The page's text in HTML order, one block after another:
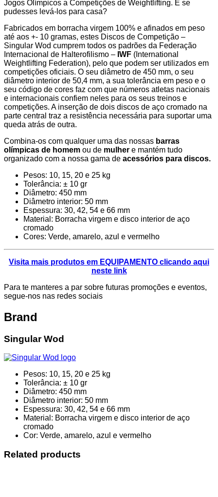
Jogos Olímpicos a Competições de Weightlifting. E se
pudesses levá-los para casa?
Fabricados em borracha virgem 100% e afinados em peso
até aos +- 10 gramas, estes Discos de Competição –
Singular Wod cumprem todos os padrões da Federação
Internacional de Halterofilismo – IWF (International
Weightlifting Federation), pelo que podem ser utilizados em
competições oficiais. O seu diâmetro de 450 mm, o seu
diâmetro interior de 50,4 mm, a sua tolerância em peso e o
seu código de cores faz com que números atletas nacionais
e internacionais confiem neles para os seus treinos e
competições. A inserção de dois discos de aço cromado na
parte central traz a resistência necessária para suportar uma
queda atrás de outra.
Combina-os com qualquer uma das nossas barras
olímpicas de homem ou de mulher e mantém tudo
organizado com a nossa gama de acessórios para discos.
Pesos: 10, 15, 20 e 25 kg
Tolerância: ± 10 gr
Diâmetro: 450 mm
Diâmetro interior: 50 mm
Espessura: 30, 42, 54 e 66 mm
Material: Borracha virgem e disco interior de aço
cromado
Cores: Verde, amarelo, azul e vermelho
Visita mais produtos em EQUIPAMENTO clicando aqui
neste link
Para te manteres a par sobre futuras promoções e eventos,
segue-nos nas redes sociais
Brand
Singular Wod
Pesos: 10, 15, 20 e 25 kg
Tolerância: ± 10 gr
Diâmetro: 450 mm
Diâmetro interior: 50 mm
Espessura: 30, 42, 54 e 66 mm
Material: Borracha virgem e disco interior de aço
cromado
Cor: Verde, amarelo, azul e vermelho
Related products